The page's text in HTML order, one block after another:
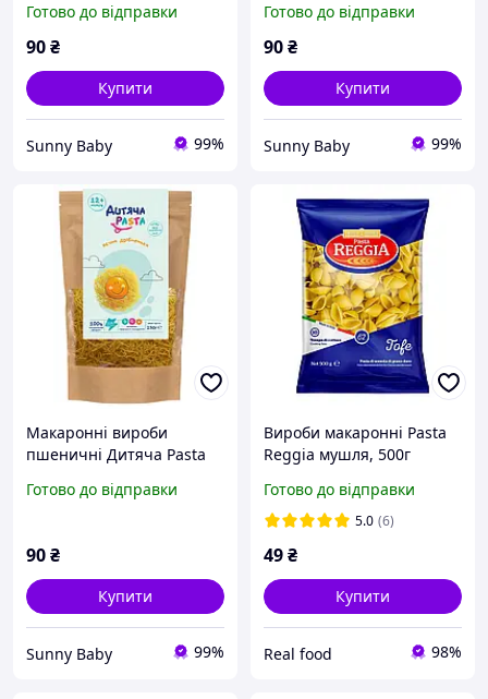
(1181074)
Готово до відправки
90₴
Купити
Sunny Baby 99%
(1181073)
Готово до відправки
90₴
Купити
Sunny Baby 99%
Макаронні вироби
пшеничні Дитяча Pasta
(1181072)
Готово до відправки
90₴
Купити
Sunny Baby 99%
Вироби макаронні Pasta
Reggia мушля, 500г
Готово до відправки
5.0 (6)
49₴
Купити
Real food 98%